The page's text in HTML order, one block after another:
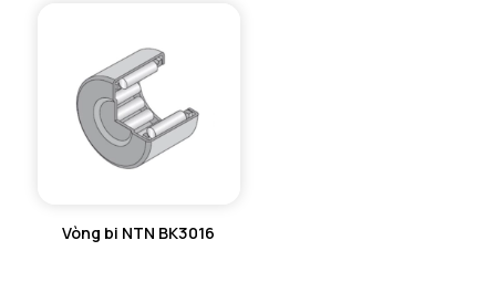
MÁY GIA NHIỆT NTN
Vòng bi NTN BK3016